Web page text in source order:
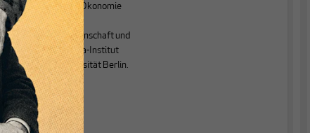
VWL / Politische Ökonomie
am Fachbereich
Wirtschaftswissenschaft und
am Lateinamerika-Institut
der Freien Universität Berlin.